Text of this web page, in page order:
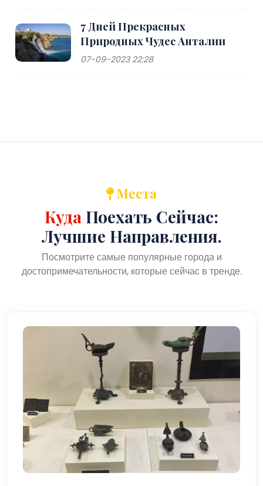
7 Дней Прекрасных
Природных Чудес Анталии
07-09-2023 22:28
Места
Куда Поехать Сейчас:
Лучшие Направления.
Посмотрите самые популярные города и
достопримечательности, которые сейчас в тренде.